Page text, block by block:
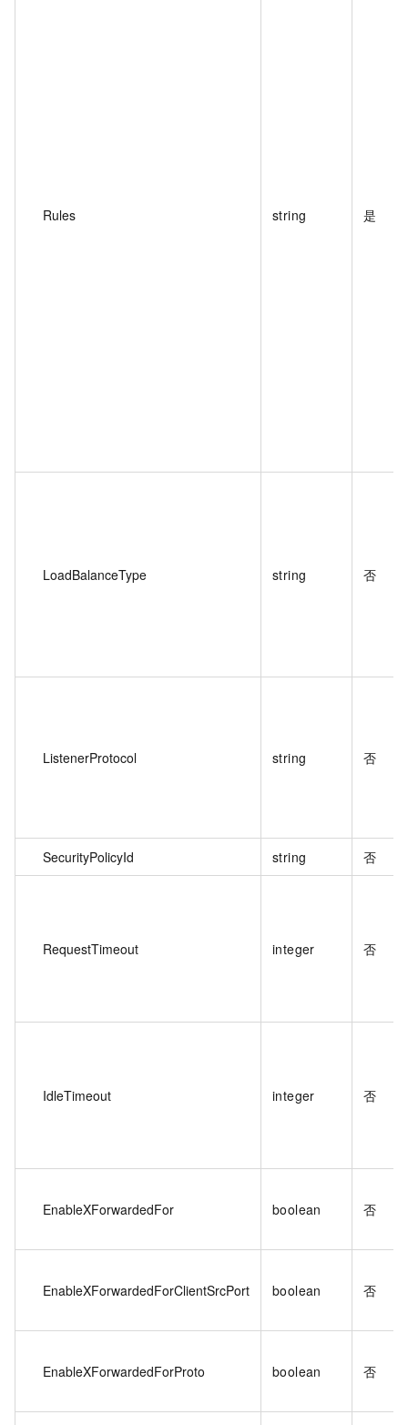
Rules string 是
LoadBalanceType string 否
ListenerProtocol string 否
SecurityPolicyId string 否
RequestTimeout integer 否
IdleTimeout integer 否
EnableXForwardedFor boolean 否
EnableXForwardedForClientSrcPort boolean 否
EnableXForwardedForProto boolean 否